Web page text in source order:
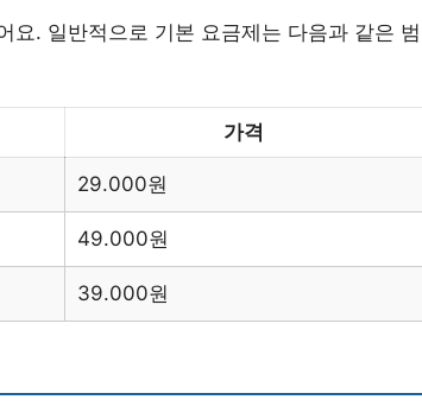
요. 일반적으로 기본 요금제는 다음과 같은 범
가격
29.000원
49.000원
39.000원